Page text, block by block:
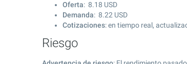
Oferta: 8.18 USD
Demanda: 8.22 USD
Cotizaciones: en tiempo real,
Riesgo